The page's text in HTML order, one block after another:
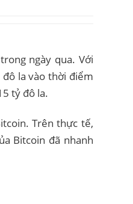
ngày qua. Với
la vào thời điểm
tỷ đô la.
Trên thực tế,
Bitcoin đã nhanh